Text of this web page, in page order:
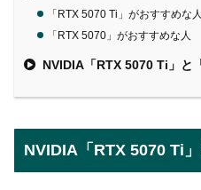
「RTX 5070 Ti」がおすすめな人
「RTX 5070」がおすすめな人
NVIDIA「RTX 5070 Ti」と
NVIDIA「RTX 5070 Ti